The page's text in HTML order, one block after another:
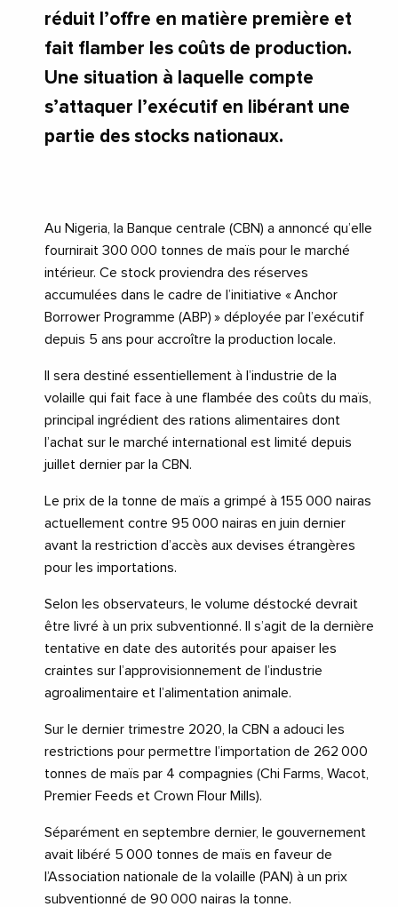
réduit l’offre en matière première et
fait flamber les coûts de production.
Une situation à laquelle compte
s’attaquer l’exécutif en libérant une
partie des stocks nationaux.
Au Nigeria, la Banque centrale (CBN) a annoncé qu’elle
fournirait 300 000 tonnes de maïs pour le marché
intérieur. Ce stock proviendra des réserves
accumulées dans le cadre de l’initiative « Anchor
Borrower Programme (ABP) » déployée par l’exécutif
depuis 5 ans pour accroître la production locale.
Il sera destiné essentiellement à l’industrie de la
volaille qui fait face à une flambée des coûts du maïs,
principal ingrédient des rations alimentaires dont
l’achat sur le marché international est limité depuis
juillet dernier par la CBN.
Le prix de la tonne de maïs a grimpé à 155 000 nairas
actuellement contre 95 000 nairas en juin dernier
avant la restriction d’accès aux devises étrangères
pour les importations.
Selon les observateurs, le volume déstocké devrait
être livré à un prix subventionné. Il s’agit de la dernière
tentative en date des autorités pour apaiser les
craintes sur l’approvisionnement de l’industrie
agroalimentaire et l’alimentation animale.
Sur le dernier trimestre 2020, la CBN a adouci les
restrictions pour permettre l’importation de 262 000
tonnes de maïs par 4 compagnies (Chi Farms, Wacot,
Premier Feeds et Crown Flour Mills).
Séparément en septembre dernier, le gouvernement
avait libéré 5 000 tonnes de maïs en faveur de
l’Association nationale de la volaille (PAN) à un prix
subventionné de 90 000 nairas la tonne.